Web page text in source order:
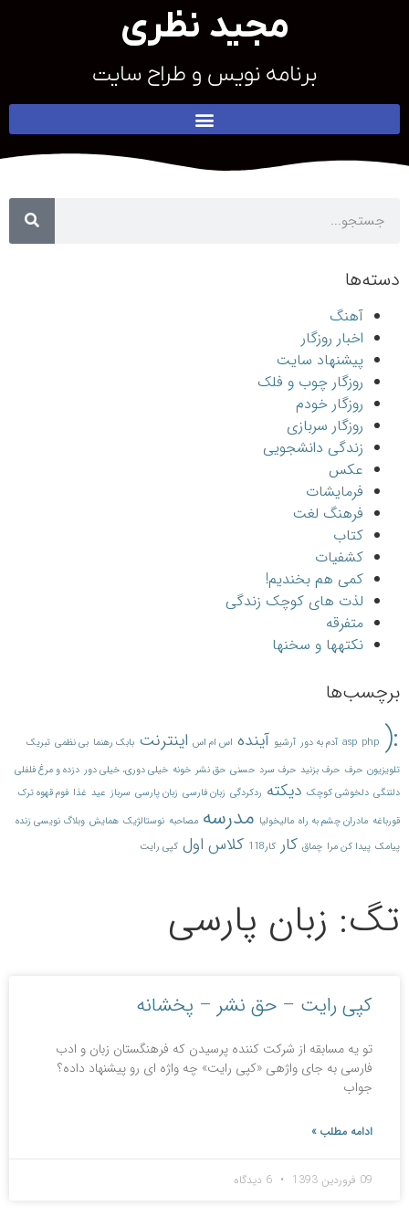
مجید نظری
برنامه نویس و طراح سایت
دسته‌ها
آهنگ
اخبار روزگار
پیشنهاد سایت
روزگار چوب و فلک
روزگار خودم
روزگار سربازی
زندگی دانشجویی
عکس
فرمایشات
فرهنگ لغت
کتاب
کشفیات
کمی هم بخندیم!
لذت های کوچک زندگی
متفرقه
نکته‎ها و سخن‎ها
برچسب‌ها
:(
asp php آدم به دور آرشیو آینده اس ام اس اینترنت بابک رهنما بی نظمی تبریک
تلویزیون حرف حرف بزنید حرف سرد حسنی حق نشر خونه خیلی دوری، خیلی دور دزده و مرغ فلفلی
دلتنگی دلخوشی کوچک دیکته ردکردگی زبان فارسی زبان پارسی سرباز عید غذا فوم قهوه ترک
قورباغه مادران چشم به راه مالیخولیا مدرسه مصاحبه نوستالژیک همایش وبلاگ نویسی زنده
پیامک پیدا کن مرا چماق کار کار118 کلاس اول کپی رایت
تگ: زبان پارسی
کپی رایت – حق نشر – پخشانه
تو یه مسابقه از شرکت کننده پرسیدن که فرهنگستان زبان و ادب
فارسی به جای واژه‎ی «کپی رایت» چه واژه ای رو پیشنهاد داده؟
جواب
ادامه مطلب »
09 فروردین 1393